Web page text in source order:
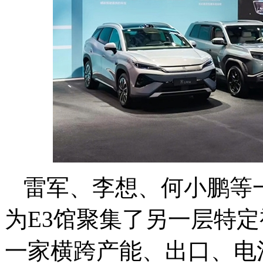
雷军、李想、何小鹏等
为E3馆聚集了另一层特
一家横跨产能、出口、